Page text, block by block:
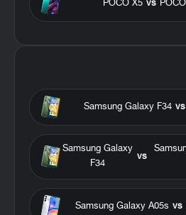
vs
POCO X5
vs
Samsung Galaxy F34
vs
Samsung Galaxy
F34
vs
Samsung Galaxy A05s